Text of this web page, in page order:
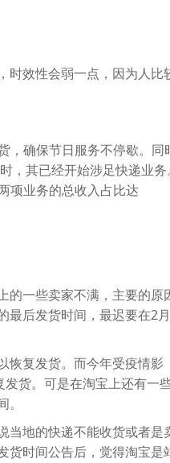
时效性会弱一点，因为人比
，确保节日服务不停歇。同
其已经开始涉足快递业务。
项业务的总收入占比达
的一些卖家不满，主要的原
最后发货时间，最迟要在2
恢复发货。而今年受疫情影
货。可是在淘宝上还有一
当地的快递不能收货或者是
货时间公告后，觉得淘宝是